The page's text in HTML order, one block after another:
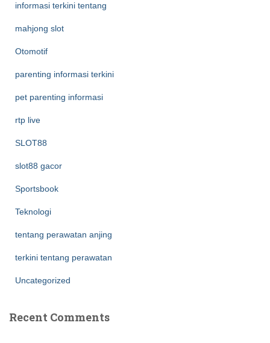
informasi terkini tentang
mahjong slot
Otomotif
parenting informasi terkini
pet parenting informasi
rtp live
SLOT88
slot88 gacor
Sportsbook
Teknologi
tentang perawatan anjing
terkini tentang perawatan
Uncategorized
Recent Comments